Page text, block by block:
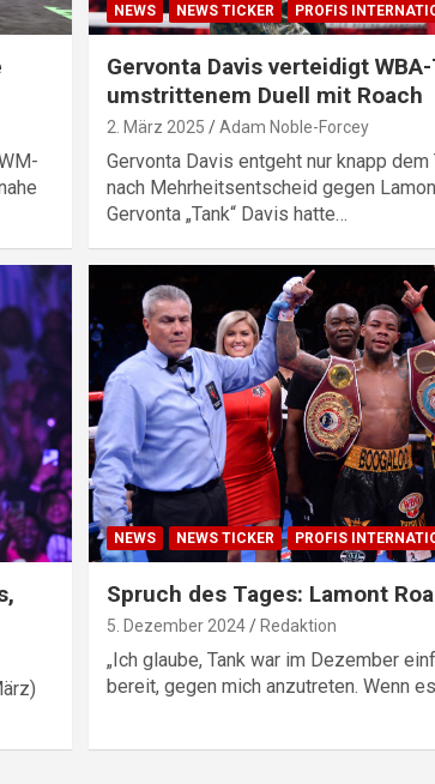
NEWS NEWS TICKER PROFIS
Gervonta Davis verteidigt
umstrittenem Duell mit Roach
2. März 2025 Adam Noble-Forcey
Gervonta Davis entgeht nur knapp
nach Mehrheitsentscheid gegen
Gervonta „Tank“ Davis hatte…
NEWS NEWS TICKER PROFIS
Spruch des Tages: Lamont
5. Dezember 2024 Redaktion
„Ich glaube, Tank war im Dezember
bereit, gegen mich anzutreten. Wenn